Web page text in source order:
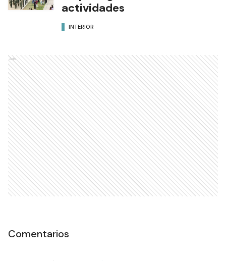
El Espinillo celebra hoy sus 121
años con desfile, y una
amplia agenda de
INTERIOR
Ads